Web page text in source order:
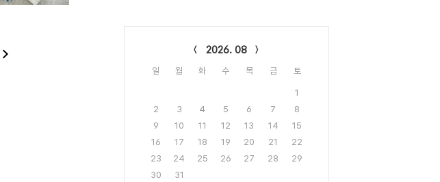
2026. 08
일 월 화 수 목 금 토
1
2
3 4 5 6 7
8
9
10 11 12 13 14
15
16
17 18 19 20 21
22
23
24 25 26 27 28
29
30
31